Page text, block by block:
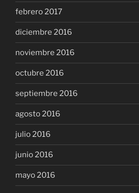
febrero 2017
diciembre 2016
noviembre 2016
octubre 2016
septiembre 2016
agosto 2016
julio 2016
junio 2016
mayo 2016